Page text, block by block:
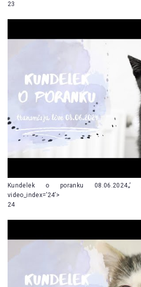
23
Kundelek o poranku 08.06.2024„’
video_index=’24’>
24